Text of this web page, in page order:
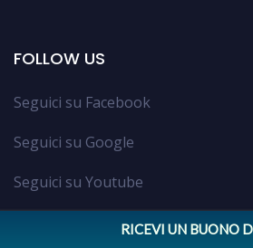
FOLLOW US
Seguici su Facebook
Seguici su Google
Seguici su Youtube
Trovaci su Google MapsRICEVI UN BUONO